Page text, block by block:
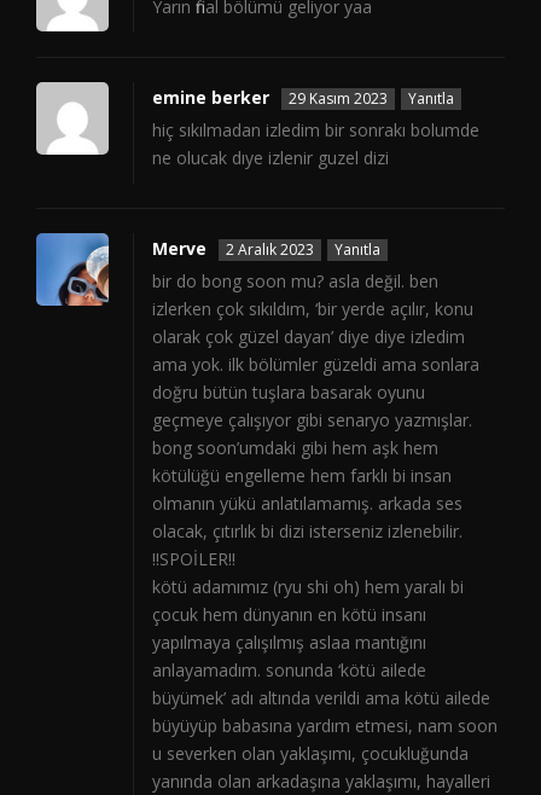
Yarın final bölümü geliyor yaa
emine berker 29 Kasım 2023 Yanıtla
hiç sıkılmadan izledim bir sonrakı bolumde
ne olucak dıye izlenir guzel dizi
Merve 2 Aralık 2023 Yanıtla
bir do bong soon mu? asla değil. ben
izlerken çok sıkıldım, ‘bir yerde açılır, konu
olarak çok güzel dayan’ diye diye izledim
ama yok. ilk bölümler güzeldi ama sonlara
doğru bütün tuşlara basarak oyunu
geçmeye çalışıyor gibi senaryo yazmışlar.
bong soon’umdaki gibi hem aşk hem
kötülüğü engelleme hem farklı bi insan
olmanın yükü anlatılamamış. arkada ses
olacak, çıtırlık bi dizi isterseniz izlenebilir.
!!SPOİLER!!
kötü adamımız (ryu shi oh) hem yaralı bi
çocuk hem dünyanın en kötü insanı
yapılmaya çalışılmış aslaa mantığını
anlayamadım. sonunda ‘kötü ailede
büyümek’ adı altında verildi ama kötü ailede
büyüyüp babasına yardım etmesi, nam soon
u severken olan yaklaşımı, çocukluğunda
yanında olan arkadaşına yaklaşımı, hayalleri